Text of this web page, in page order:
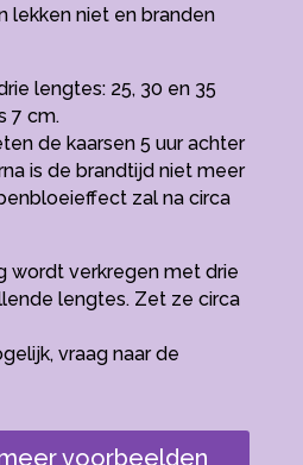
lekken niet en branden
lengtes: 25, 30 en 35
7 cm.
de kaarsen 5 uur achter
is de brandtijd niet meer
zal na circa
wordt verkregen met drie
lengtes. Zet ze circa
vraag naar de
voorbeelden